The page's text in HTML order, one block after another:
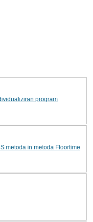
program
metoda in metoda Floortime